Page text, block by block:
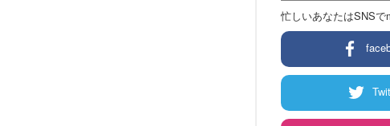
忙しいあなたはSNSで